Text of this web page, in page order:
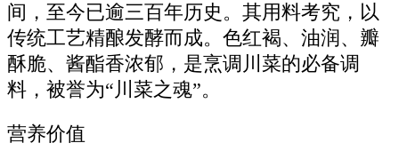
间，至今已逾三百年历史。其用料考究，以
传统工艺精酿发酵而成。色红褐、油润、瓣
酥脆、酱酯香浓郁，是烹调川菜的必备调
料，被誉为“川菜之魂”。
营养价值